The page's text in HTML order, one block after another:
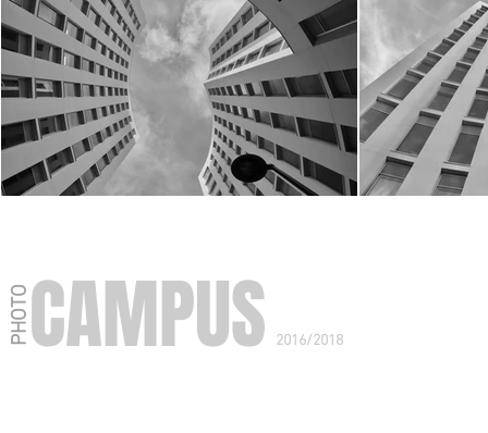
CAMPUS
PHOTO 2016/2018